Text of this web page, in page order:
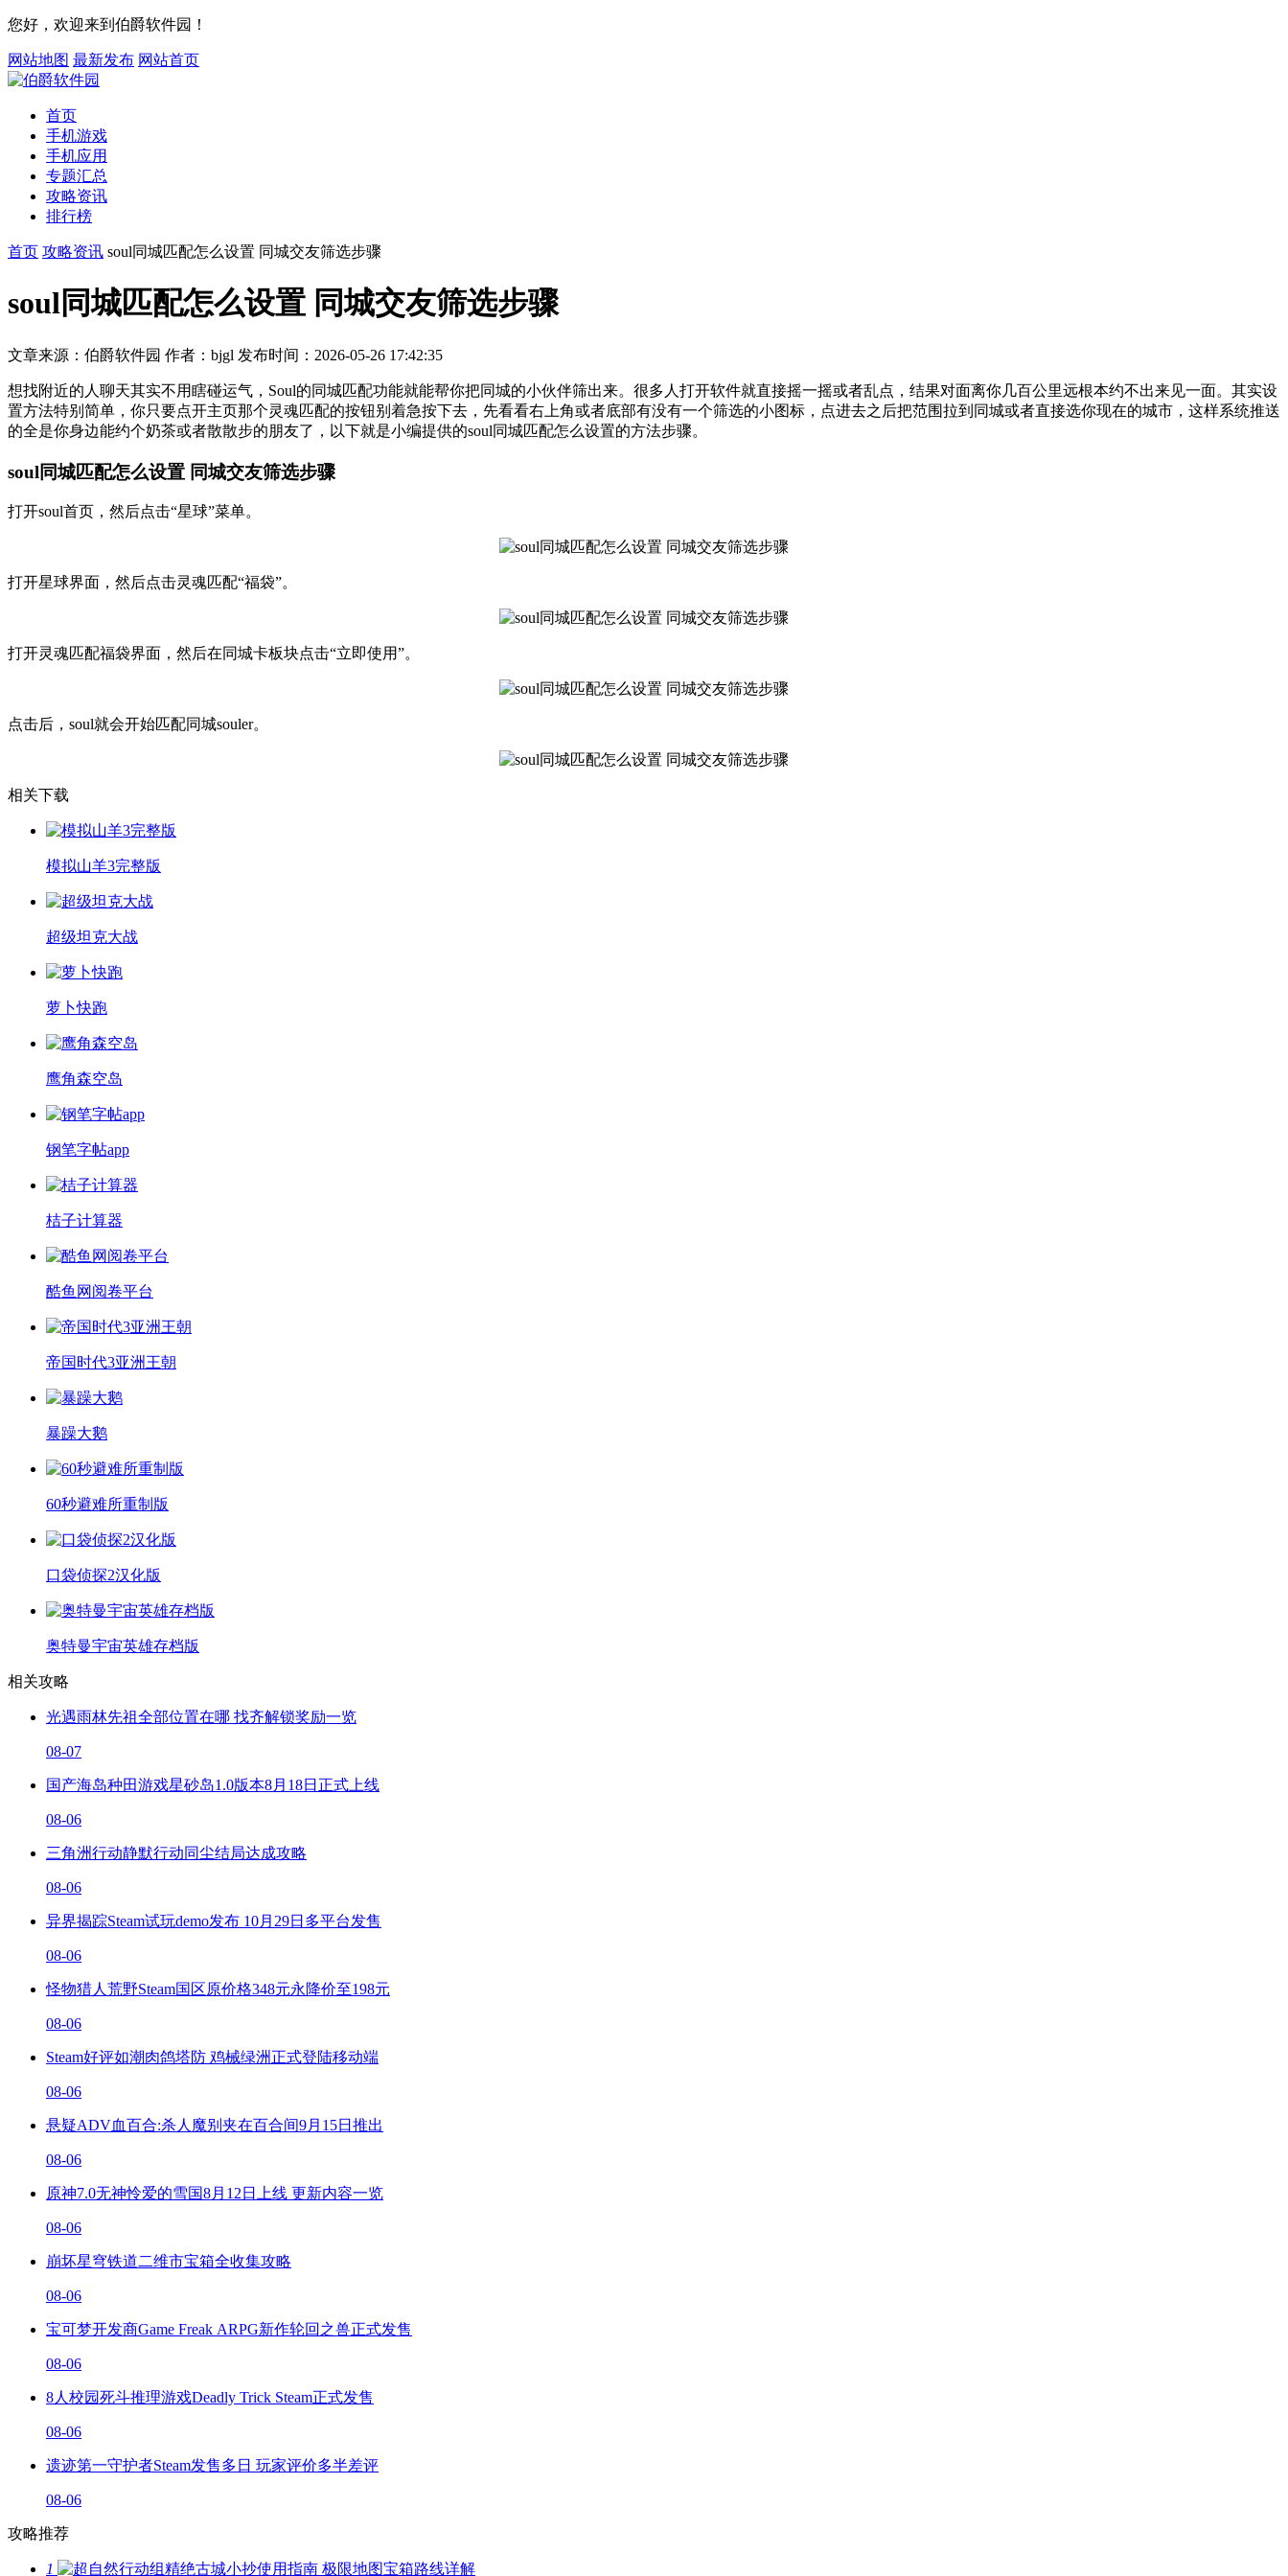
您好，欢迎来到伯爵软件园！
网站地图 最新发布 网站首页
首页
手机游戏
手机应用
专题汇总
攻略资讯
排行榜
首页 攻略资讯 soul同城匹配怎么设置 同城交友筛选步骤
soul同城匹配怎么设置 同城交友筛选步骤
文章来源：伯爵软件园 作者：bjgl 发布时间：2026-05-26 17:42:35
想找附近的人聊天其实不用瞎碰运气，Soul的同城匹配功能就能帮你把同城的小伙伴筛出来。很多人打开软件就直接摇一摇或者乱点，结果对面离你几百公里远根本约不出来见一面。其实设
置方法特别简单，你只要点开主页那个灵魂匹配的按钮别着急按下去，先看看右上角或者底部有没有一个筛选的小图标，点进去之后把范围拉到同城或者直接选你现在的城市，这样系统推送
的全是你身边能约个奶茶或者散散步的朋友了，以下就是小编提供的soul同城匹配怎么设置的方法步骤。
soul同城匹配怎么设置 同城交友筛选步骤
打开soul首页，然后点击“星球”菜单。
打开星球界面，然后点击灵魂匹配“福袋”。
打开灵魂匹配福袋界面，然后在同城卡板块点击“立即使用”。
点击后，soul就会开始匹配同城souler。
相关下载
模拟山羊3完整版
超级坦克大战
萝卜快跑
鹰角森空岛
钢笔字帖app
桔子计算器
酷鱼网阅卷平台
帝国时代3亚洲王朝
暴躁大鹅
60秒避难所重制版
口袋侦探2汉化版
奥特曼宇宙英雄存档版
相关攻略
光遇雨林先祖全部位置在哪 找齐解锁奖励一览
08-07
国产海岛种田游戏星砂岛1.0版本8月18日正式上线
08-06
三角洲行动静默行动同尘结局达成攻略
08-06
异界揭踪Steam试玩demo发布 10月29日多平台发售
08-06
怪物猎人荒野Steam国区原价格348元永降价至198元
08-06
Steam好评如潮肉鸽塔防 鸡械绿洲正式登陆移动端
08-06
悬疑ADV血百合:杀人魔别夹在百合间9月15日推出
08-06
原神7.0无神怜爱的雪国8月12日上线 更新内容一览
08-06
崩坏星穹铁道二维市宝箱全收集攻略
08-06
宝可梦开发商Game Freak ARPG新作轮回之兽正式发售
08-06
8人校园死斗推理游戏Deadly Trick Steam正式发售
08-06
遗迹第一守护者Steam发售多日 玩家评价多半差评
08-06
攻略推荐
1